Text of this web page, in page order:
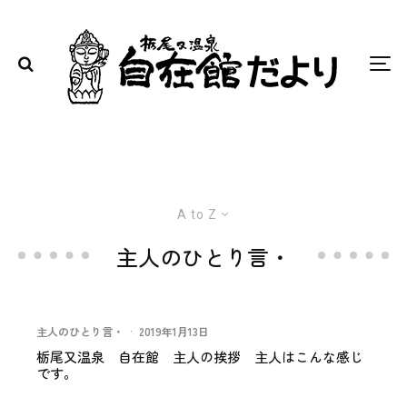
A to Z
主人のひとり言・
主人のひとり言・ · 2019年1月13日
栃尾又温泉 自在館 主人の挨拶 主人はこんな感じ
です。